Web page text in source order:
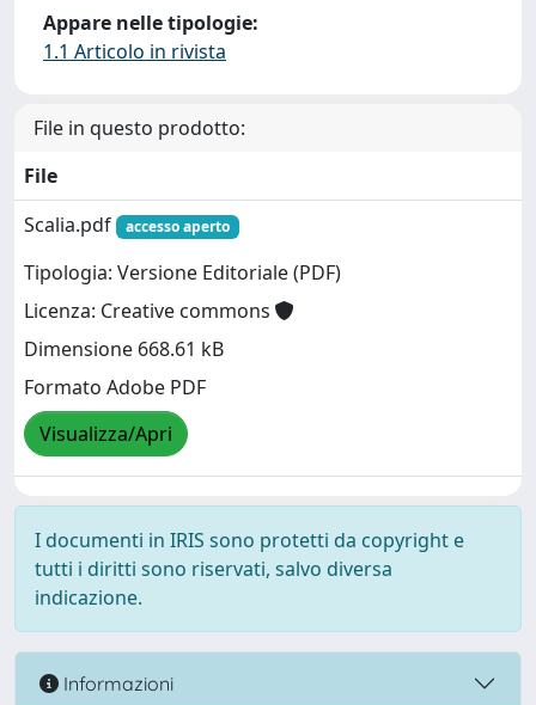
Appare nelle tipologie:
1.1 Articolo in rivista
File in questo prodotto:
File
Scalia.pdf
accesso aperto
Tipologia: Versione Editoriale (PDF)
Licenza: Creative commons
Dimensione 668.61 kB
Formato Adobe PDF
Visualizza/Apri
I documenti in IRIS sono protetti da copyright e
tutti i diritti sono riservati, salvo diversa
indicazione.
Informazioni